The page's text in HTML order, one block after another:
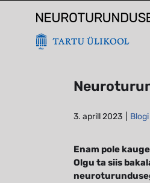
3. aprill 2023 Blogi
Enam pole
Olgu ta siis